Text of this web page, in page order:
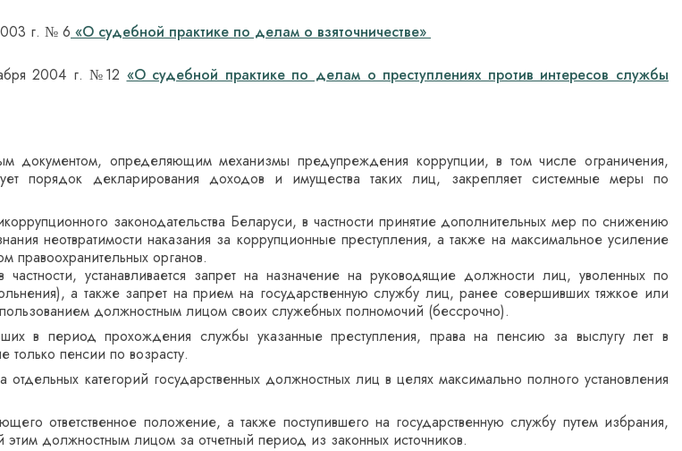
г. № 6 «О судебной практике по делам о взяточничестве»
2004 г. №12 «О судебной практике по делам о преступлениях против интересов службы
документом, определяющим механизмы предупреждения коррупции, в том числе ограничения,
порядок декларирования доходов и имущества таких лиц, закрепляет системные меры по
законодательства Беларуси, в частности принятие дополнительных мер по снижению
неотвратимости наказания за коррупционные преступления, а также на максимальное усиление
правоохранительных органов.
устанавливается запрет на назначение на руководящие должности лиц, уволенных по
а также запрет на прием на государственную службу лиц, ранее совершивших тяжкое или
должностным лицом своих служебных полномочий (бессрочно).
в период прохождения службы указанные преступления, права на пенсию за выслугу лет в
только пенсии по возрасту.
категорий государственных должностных лиц в целях максимально полного установления
ответственное положение, а также поступившего на государственную службу путем избрания,
должностным лицом за отчетный период из законных источников.